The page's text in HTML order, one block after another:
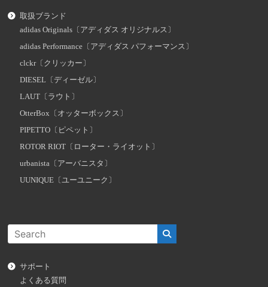
取扱ブランド
adidas Originals〔アディダス オリジナルス〕
adidas Performance〔アディダス パフォーマンス〕
clckr〔クリッカー〕
DIESEL〔ディーゼル〕
LAUT〔ラウト〕
OtterBox〔オッターボックス〕
PIPETTO〔ピペット〕
ROTOR RIOT〔ローター・ライオット〕
urbanista〔アーバニスタ〕
UUNIQUE〔ユーユニーク〕
サポート
よくある質問